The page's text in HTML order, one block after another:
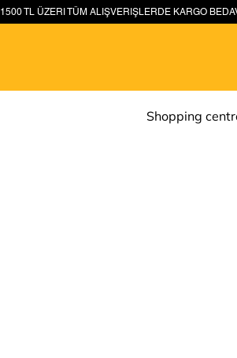
Shopping